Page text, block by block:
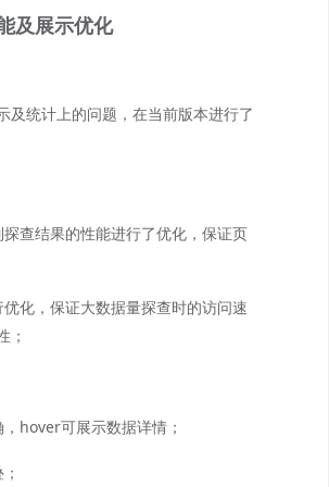
及展示优化
及统计上的问题，在当前版本进行了
查结果的性能进行了优化，保证页
化，保证大数据量探查时的访问速
；
hover可展示数据详情；